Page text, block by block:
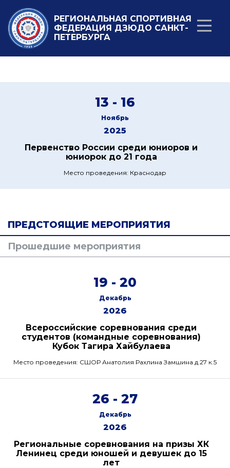
РЕГИОНАЛЬНАЯ СПОРТИВНАЯ
ФЕДЕРАЦИЯ ДЗЮДО САНКТ-
ПЕТЕРБУРГА
13 - 16
Ноябрь
2025
Первенство России среди юниоров и
юниорок до 21 года
Место проведения: Краснодар
ПРЕДСТОЯЩИЕ МЕРОПРИЯТИЯ
Прошедшие мероприятия
19 - 20
Декабрь
2026
Всероссийские соревнования среди
студентов (командные соревнования)
Кубок Тагира Хайбулаева
Место проведения: СШОР Анатолия Рахлина Замшина д.27 к.5
26 - 27
Декабрь
2026
Региональные соревнования на призы ХК
Ленинец среди юношей и девушек до 15
лет